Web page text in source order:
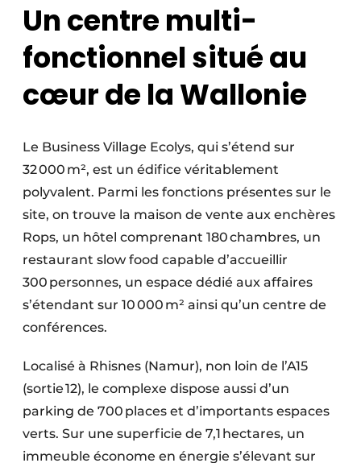
Un centre multi­
fonctionnel situé au
cœur de la Wallonie
Le Business Village Ecolys, qui s’étend sur
32 000 m², est un édifice véritablement
polyvalent. Parmi les fonctions présentes sur le
site, on trouve la maison de vente aux enchères
Rops, un hôtel comprenant 180 chambres, un
restaurant slow food capable d’accueillir
300 personnes, un espace dédié aux affaires
s’étendant sur 10 000 m² ainsi qu’un centre de
conférences.
Localisé à Rhisnes (Namur), non loin de l’A15
(sortie 12), le complexe dispose aussi d’un
parking de 700 places et d’importants espaces
verts. Sur une superficie de 7,1 hectares, un
immeuble économe en éner­gie s’élevant sur